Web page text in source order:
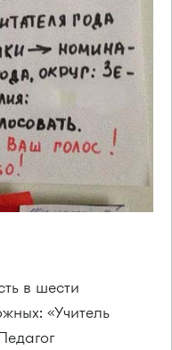
в шести
«Учитель